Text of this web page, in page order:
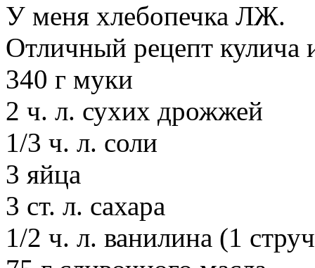
У меня хлебопечка ЛЖ.
Отличный рецепт кулича
340 г муки
2 ч. л. сухих дрожжей
1/3 ч. л. соли
3 яйца
3 ст. л. сахара
1/2 ч. л. ванилина (1